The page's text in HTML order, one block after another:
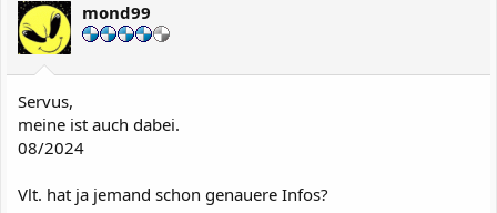
mond99
Servus,
meine ist auch dabei.
08/2024
Vlt. hat ja jemand schon genauere Infos?